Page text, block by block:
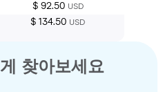
$ 92.50 USD
$ 134.50 USD
찾아보세요